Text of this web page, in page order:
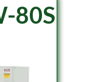
80S